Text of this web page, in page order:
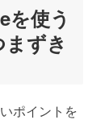
使う
ずき
ポイントを